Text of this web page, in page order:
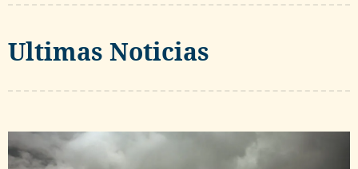
Ultimas Noticias